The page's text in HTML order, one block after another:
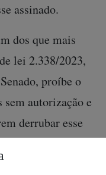
assinado.
dos que mais
lei 2.338/2023,
proíbe o
sem autorização e
derrubar esse
inviável
protegidas e livres.